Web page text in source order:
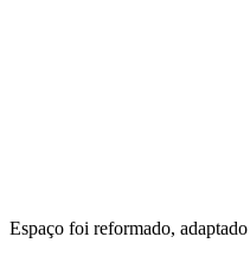
Espaço foi reformado,